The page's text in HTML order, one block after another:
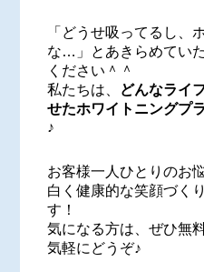
「どうせ吸ってるし、
な…」とあきらめてい
ください＾＾
私たちは、 どんなライ
せたホワイトニングプ
♪
お客様一人ひとりのお
白く健康的な笑顔づく
す！
気になる方は、ぜひ無
気軽にどうぞ♪